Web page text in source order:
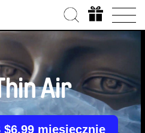
Air
miesięcznie